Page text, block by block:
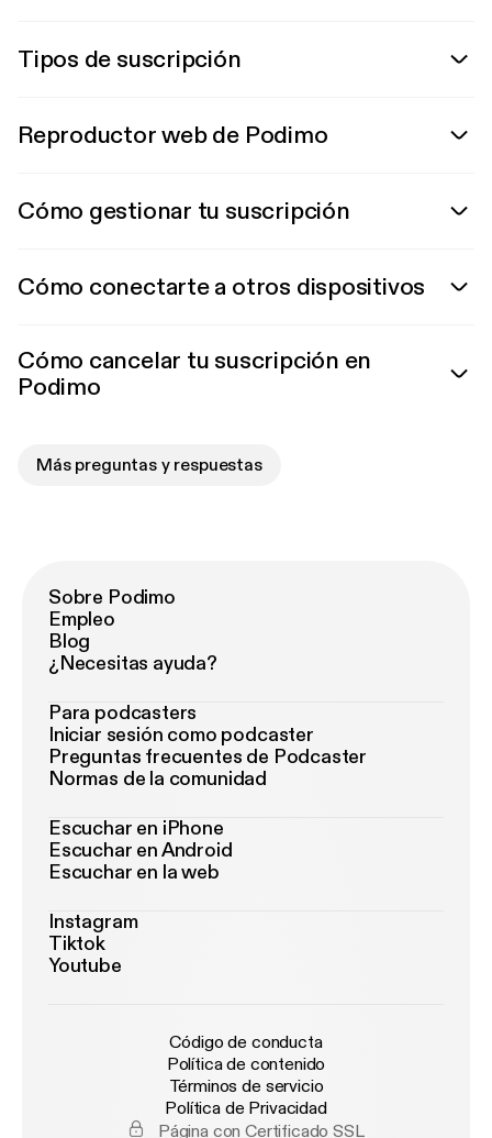
Tipos de suscripción
Reproductor web de Podimo
Cómo gestionar tu suscripción
Cómo conectarte a otros dispositivos
Cómo cancelar tu suscripción en
Podimo
Más preguntas y respuestas
Sobre Podimo
Empleo
Blog
¿Necesitas ayuda?
Para podcasters
Iniciar sesión como podcaster
Preguntas frecuentes de Podcaster
Normas de la comunidad
Escuchar en iPhone
Escuchar en Android
Escuchar en la web
Instagram
Tiktok
Youtube
Código de conducta
Política de contenido
Términos de servicio
Política de Privacidad
Página con Certificado SSL